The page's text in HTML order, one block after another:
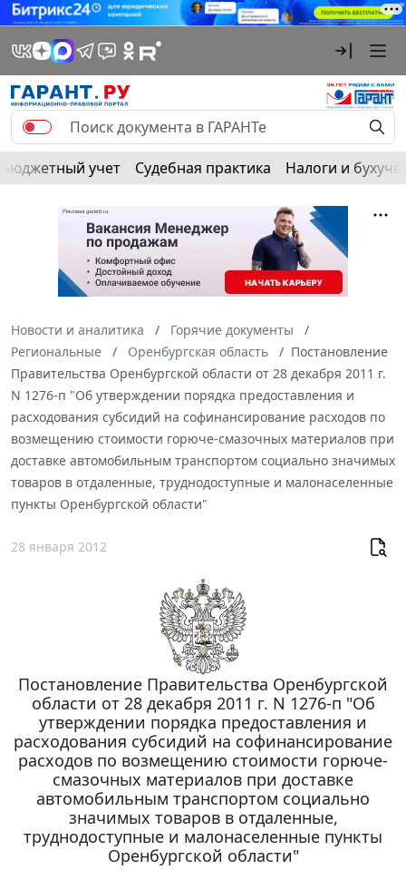
Бюджетный учет Судебная практика Налоги и
Новости и аналитика
Горячие документы
Региональные
Оренбургская область
Постановление
Правительства Оренбургской области от 28 декабря 2011 г.
N 1276-п "Об утверждении порядка предоставления и
расходования субсидий на софинансирование расходов по
возмещению стоимости горюче-смазочных материалов при
доставке автомобильным транспортом социально значимых
товаров в отдаленные, труднодоступные и малонаселенные
пункты Оренбургской области"
28 января 2012
Постановление Правительства Оренбургской
области от 28 декабря 2011 г. N 1276-п "Об
утверждении порядка предоставления и
расходования субсидий на софинансирование
расходов по возмещению стоимости горюче-
смазочных материалов при доставке
автомобильным транспортом социально
значимых товаров в отдаленные,
труднодоступные и малонаселенные пункты
Оренбургской области"